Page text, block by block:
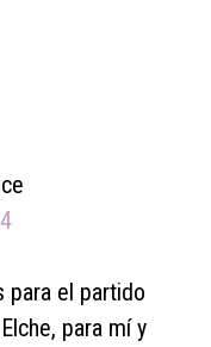
para el partido
para mí y